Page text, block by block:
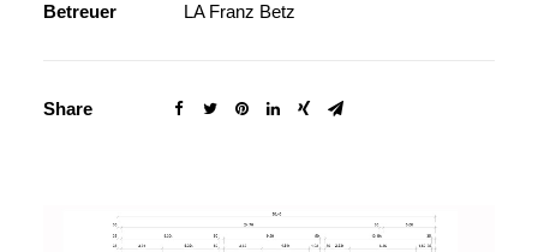
Betreuer
LA Franz Betz
Share